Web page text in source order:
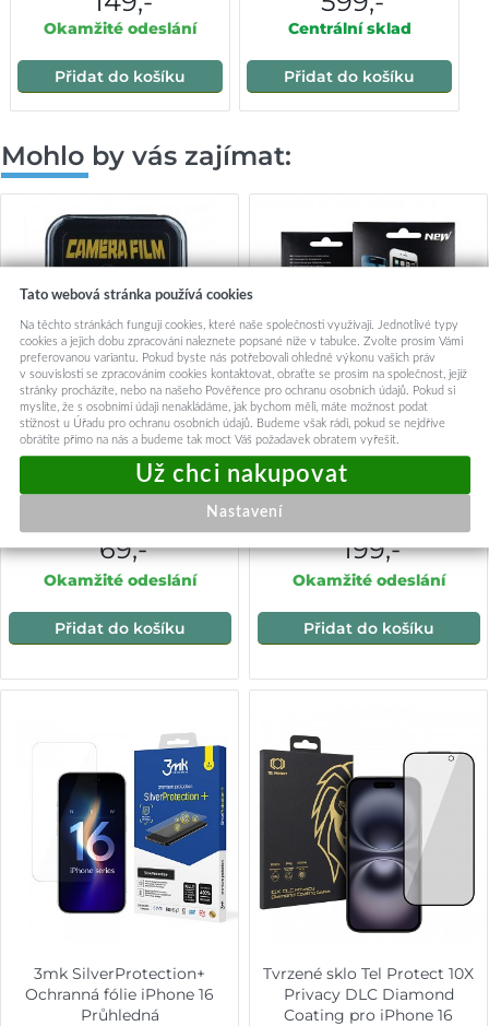
Okamžité odeslání
Přidat do košíku
Centrální sklad
Přidat do košíku
Mohlo by vás zajímat:
Tvrzené sklo Gorilla na zadní
fotoaparát iPhone 16
69,-
Okamžité odeslání
Přidat do košíku
Tvrzené sklo TopGlass na
iPhone 16
199,-
Okamžité odeslání
Přidat do košíku
3mk SilverProtection+
Ochranná fólie iPhone 16
Průhledná
Tvrzené sklo Tel Protect 10X
Privacy DLC Diamond
Coating pro iPhone 16
Tato webová stránka používá cookies
Na těchto stránkách fungují cookies, které naše společnosti využívají. Jednotlivé typy
cookies a jejich dobu zpracování naleznete popsané níže v tabulce. Zvolte prosím Vámi
preferovanou variantu. Pokud byste nás potřebovali ohledně výkonu vašich práv
v souvislosti se zpracováním cookies kontaktovat, obraťte se prosím na společnost, jejíž
stránky procházíte, nebo na našeho Pověřence pro ochranu osobních údajů. Pokud si
myslíte, že s osobními údaji nenakládáme, jak bychom měli, máte možnost podat
stížnost u Úřadu pro ochranu osobních údajů. Budeme však rádi, pokud se nejdříve
obrátíte přímo na nás a budeme tak moct Váš požadavek obratem vyřešit.
Nastavení